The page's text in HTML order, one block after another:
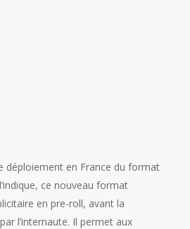
déploiement en France du format
ce nouveau format
en pre-roll, avant la
l’internaute. Il permet aux